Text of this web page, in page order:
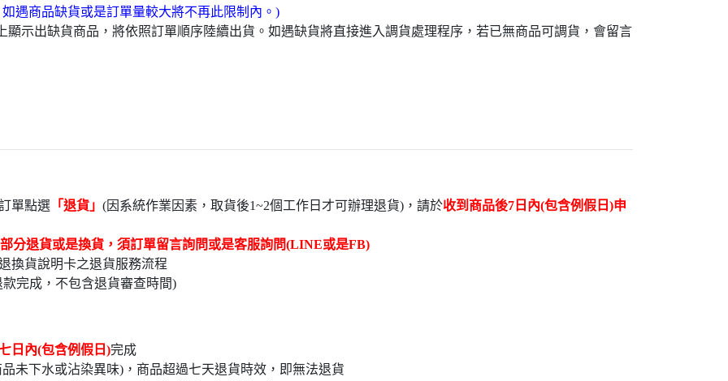
遇商品缺貨或是訂單量較大將不再此限制內。)
顯示出缺貨商品，將依照訂單順序陸續出貨。如遇缺貨將直接進入調貨處理程序，若已無商品可調貨，會留言
單點選 「退貨」 (因系統作業因素，取貨後1~2個工作日才可辦理退貨)，請於收到商品後7日內(包含例假日)申
分退貨或是換貨，須訂單留言詢問或是客服詢問(LINE或是FB)
換貨說明卡之退貨服務流程
完成，不包含退貨審查時間)
日內(包含例假日)完成
下水或沾染異味)，商品超過七天退貨時效，即無法退貨